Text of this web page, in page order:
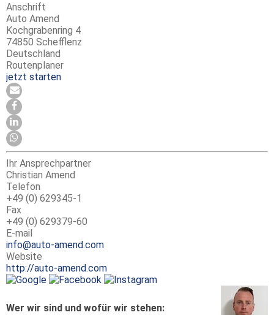
Anschrift
Auto Amend
Kochgrabenring 4
74850 Schefflenz
Deutschland
Routenplaner
jetzt starten
Ihr Ansprechpartner
Christian Amend
Telefon
+49 (0) 629345-1
Fax
+49 (0) 629379-60
E-mail
info@auto-amend.com
Website
http://auto-amend.com
Wer wir sind und wofür wir stehen: